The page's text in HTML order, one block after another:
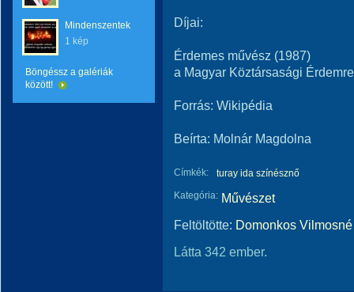
Mindenszentek
1 kép
Böngéssz a galériák
között!
Díjai:
Érdemes művész (1987)
a Magyar Köztársasági
Forrás: Wikipédia
Beírta: Molnár Magdolna
Címkék:
turay ida színésznő
Kategória: Művészet
Feltöltötte: Domonkos
Látta 342 ember.